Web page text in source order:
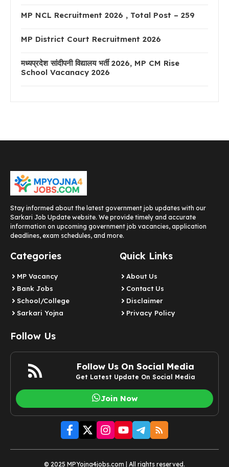
MP NCL Recruitment 2026 , Total Post – 259
MP District Court Recruitment 2026
मध्यप्रदेश सांदीपनी विद्यालय भर्ती 2026, MP CM Rise
School Vacanacy 2026
Stay informed about the latest government job updates with our
Sarkari Job Update website. We provide timely and accurate
information on upcoming government job vacancies, application
deadlines, exam schedules, and more.
Categories
MP Vacancy
Bank Jobs
School/College
Sarkari Yojna
Quick Links
About Us
Contact Us
Disclaimer
Privacy Policy
Follow Us
Follow Us On Social Media
Get Latest Update On Social Media
Join Now
© 2025 MPYojna4jobs.com | All rights reserved.